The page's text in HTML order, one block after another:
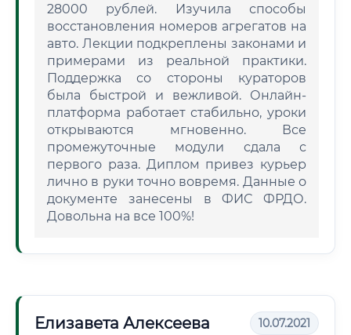
28000 рублей. Изучила способы
восстановления номеров агрегатов на
авто. Лекции подкреплены законами и
примерами из реальной практики.
Поддержка со стороны кураторов
была быстрой и вежливой. Онлайн-
платформа работает стабильно, уроки
открываются мгновенно. Все
промежуточные модули сдала с
первого раза. Диплом привез курьер
лично в руки точно вовремя. Данные о
документе занесены в ФИС ФРДО.
Довольна на все 100%!
Елизавета Алексеева 10.07.2021